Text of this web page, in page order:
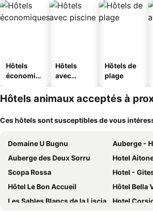
Hôtels
économiq
Hôtels
avec
Hôtels de
plage
Hôtels animaux acceptés à
Ces hôtels sont susceptibles de vous
Domaine U Bugnu
Auberge -
Auberge des Deux Sorru
Hotel
Scopa Rossa
Hotel -
Hôtel Le Bon Accueil
Hôtel Bella
Les Sables Blancs de la Liscia
Hotel